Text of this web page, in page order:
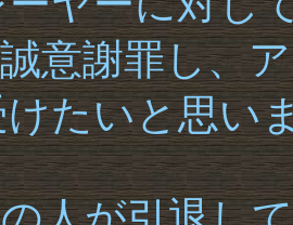
意謝罪し、
たいと思い